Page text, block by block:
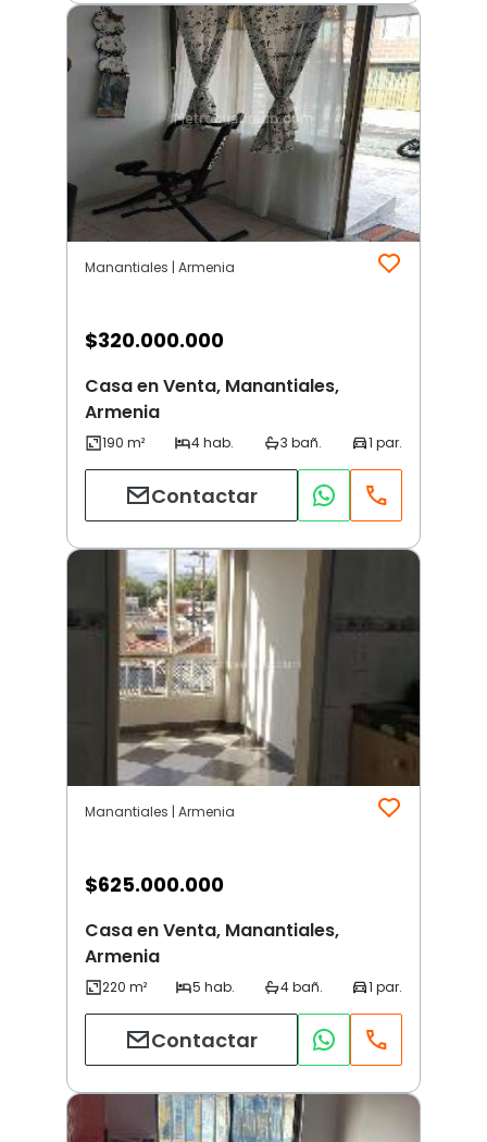
Manantiales | Armenia
$320.000.000
Casa en Venta, Manantiales,
Armenia
Contactar
Manantiales | Armenia
$625.000.000
Casa en Venta, Manantiales,
Armenia
Contactar